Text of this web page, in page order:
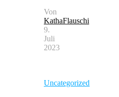
Von
KathaFlauschi
9.
Juli
2023
Uncategorized